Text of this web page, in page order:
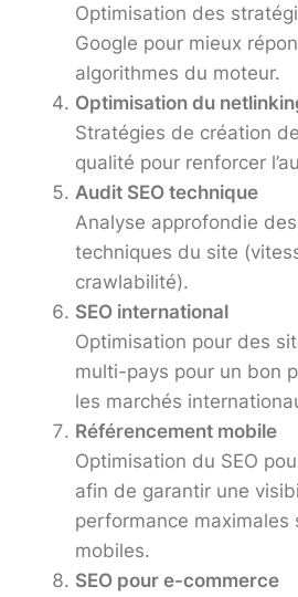
Optimisation des
Google pour mieux
algorithmes du moteur.
Optimisation du
Stratégies de création
qualité pour renforcer
Audit SEO technique
Analyse approfondie
techniques du site
crawlabilité).
SEO international
Optimisation pour des
multi-pays pour un bon
les marchés
Référencement mobile
Optimisation du SEO
afin de garantir une
performance maximales
mobiles.
SEO pour e-commerce